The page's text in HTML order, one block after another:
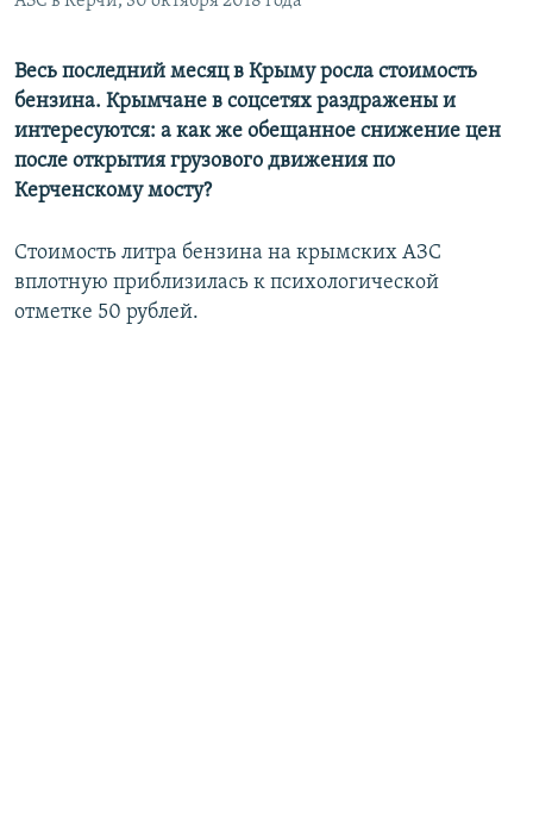
Весь последний месяц в Крыму росла стоимость
бензина. Крымчане в соцсетях раздражены и
интересуются: а как же обещанное снижение цен
после открытия грузового движения по
Керченскому мосту?
Стоимость литра бензина на крымских АЗС
вплотную приблизилась к психологической
отметке 50 рублей.